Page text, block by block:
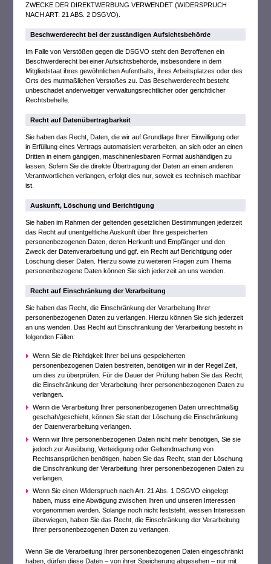
ZWECKE DER DIREKTWERBUNG VERWENDET (WIDERSPRUCH
NACH ART. 21 ABS. 2 DSGVO).
Beschwerde­recht bei der zuständigen Aufsichts­behörde
Im Falle von Verstößen gegen die DSGVO steht den Betroffenen ein
Beschwerderecht bei einer Aufsichtsbehörde, insbesondere in dem
Mitgliedstaat ihres gewöhnlichen Aufenthalts, ihres Arbeitsplatzes oder des
Orts des mutmaßlichen Verstoßes zu. Das Beschwerderecht besteht
unbeschadet anderweitiger verwaltungsrechtlicher oder gerichtlicher
Rechtsbehelfe.
Recht auf Daten­übertrag­barkeit
Sie haben das Recht, Daten, die wir auf Grundlage Ihrer Einwilligung oder
in Erfüllung eines Vertrags automatisiert verarbeiten, an sich oder an einen
Dritten in einem gängigen, maschinenlesbaren Format aushändigen zu
lassen. Sofern Sie die direkte Übertragung der Daten an einen anderen
Verantwortlichen verlangen, erfolgt dies nur, soweit es technisch machbar
ist.
Auskunft, Löschung und Berichtigung
Sie haben im Rahmen der geltenden gesetzlichen Bestimmungen jederzeit
das Recht auf unentgeltliche Auskunft über Ihre gespeicherten
personenbezogenen Daten, deren Herkunft und Empfänger und den
Zweck der Datenverarbeitung und ggf. ein Recht auf Berichtigung oder
Löschung dieser Daten. Hierzu sowie zu weiteren Fragen zum Thema
personenbezogene Daten können Sie sich jederzeit an uns wenden.
Recht auf Einschränkung der Verarbeitung
Sie haben das Recht, die Einschränkung der Verarbeitung Ihrer
personenbezogenen Daten zu verlangen. Hierzu können Sie sich jederzeit
an uns wenden. Das Recht auf Einschränkung der Verarbeitung besteht in
folgenden Fällen:
Wenn Sie die Richtigkeit Ihrer bei uns gespeicherten
personenbezogenen Daten bestreiten, benötigen wir in der Regel Zeit,
um dies zu überprüfen. Für die Dauer der Prüfung haben Sie das Recht,
die Einschränkung der Verarbeitung Ihrer personenbezogenen Daten zu
verlangen.
Wenn die Verarbeitung Ihrer personenbezogenen Daten unrechtmäßig
geschah/geschieht, können Sie statt der Löschung die Einschränkung
der Datenverarbeitung verlangen.
Wenn wir Ihre personenbezogenen Daten nicht mehr benötigen, Sie sie
jedoch zur Ausübung, Verteidigung oder Geltendmachung von
Rechtsansprüchen benötigen, haben Sie das Recht, statt der Löschung
die Einschränkung der Verarbeitung Ihrer personenbezogenen Daten zu
verlangen.
Wenn Sie einen Widerspruch nach Art. 21 Abs. 1 DSGVO eingelegt
haben, muss eine Abwägung zwischen Ihren und unseren Interessen
vorgenommen werden. Solange noch nicht feststeht, wessen Interessen
überwiegen, haben Sie das Recht, die Einschränkung der Verarbeitung
Ihrer personenbezogenen Daten zu verlangen.
Wenn Sie die Verarbeitung Ihrer personenbezogenen Daten eingeschränkt
haben, dürfen diese Daten – von ihrer Speicherung abgesehen – nur mit